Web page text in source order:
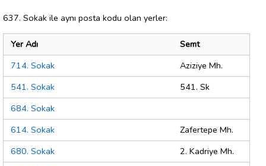
637. Sokak ile aynı posta kodu olan yerler:
Yer Adı
Semt
714. Sokak
Aziziye Mh.
541. Sokak
541. Sk
684. Sokak
614. Sokak
Zafertepe Mh.
680. Sokak
2. Kadriye Mh.